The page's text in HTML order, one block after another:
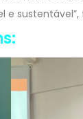
e sustentável”,